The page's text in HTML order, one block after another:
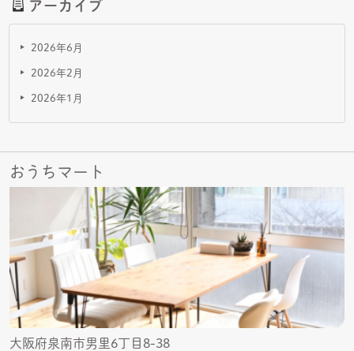
アーカイブ
2026年6月
2026年2月
2026年1月
おうちマート
大阪府泉南市男里6丁目8-38